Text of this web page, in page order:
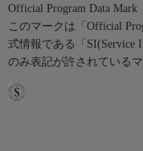
Official Program Data Mark
このマークは「Official
式情報である「SI(Service
のみ表記が許されているマ